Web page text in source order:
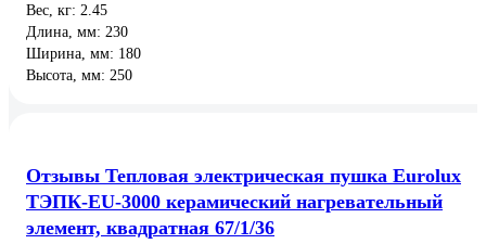
Вес, кг: 2.45
Длина, мм: 230
Ширина, мм: 180
Высота, мм: 250
Отзывы Тепловая электрическая пушка Eurolux
ТЭПК-EU-3000 керамический нагревательный
элемент, квадратная 67/1/36